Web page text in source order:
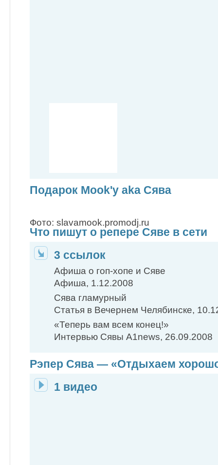
Подарок Mook'у aka Сява
Фото: slavamook.promodj.ru
Что пишут о репере Сяве в сети
3 ссылок
Афиша о гоп-хопе и Сяве
Афиша, 1.12.2008
Сява гламурный
Статья в Вечернем Челябинске,
«Теперь вам всем конец!»
Интервью Сявы A1news, 26.09.2008
Рэпер Сява — «Отдыхаем
1 видео